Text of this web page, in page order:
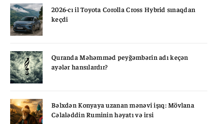
2026-cı il Toyota Corolla Cross Hybrid sınaqdan
keçdi
Quranda Məhəmməd peyğəmbərin adı keçən
ayələr hansılardır?
Bəlxdən Konyaya uzanan mənəvi işıq: Mövlana
Cəlaləddin Ruminin həyatı və irsi